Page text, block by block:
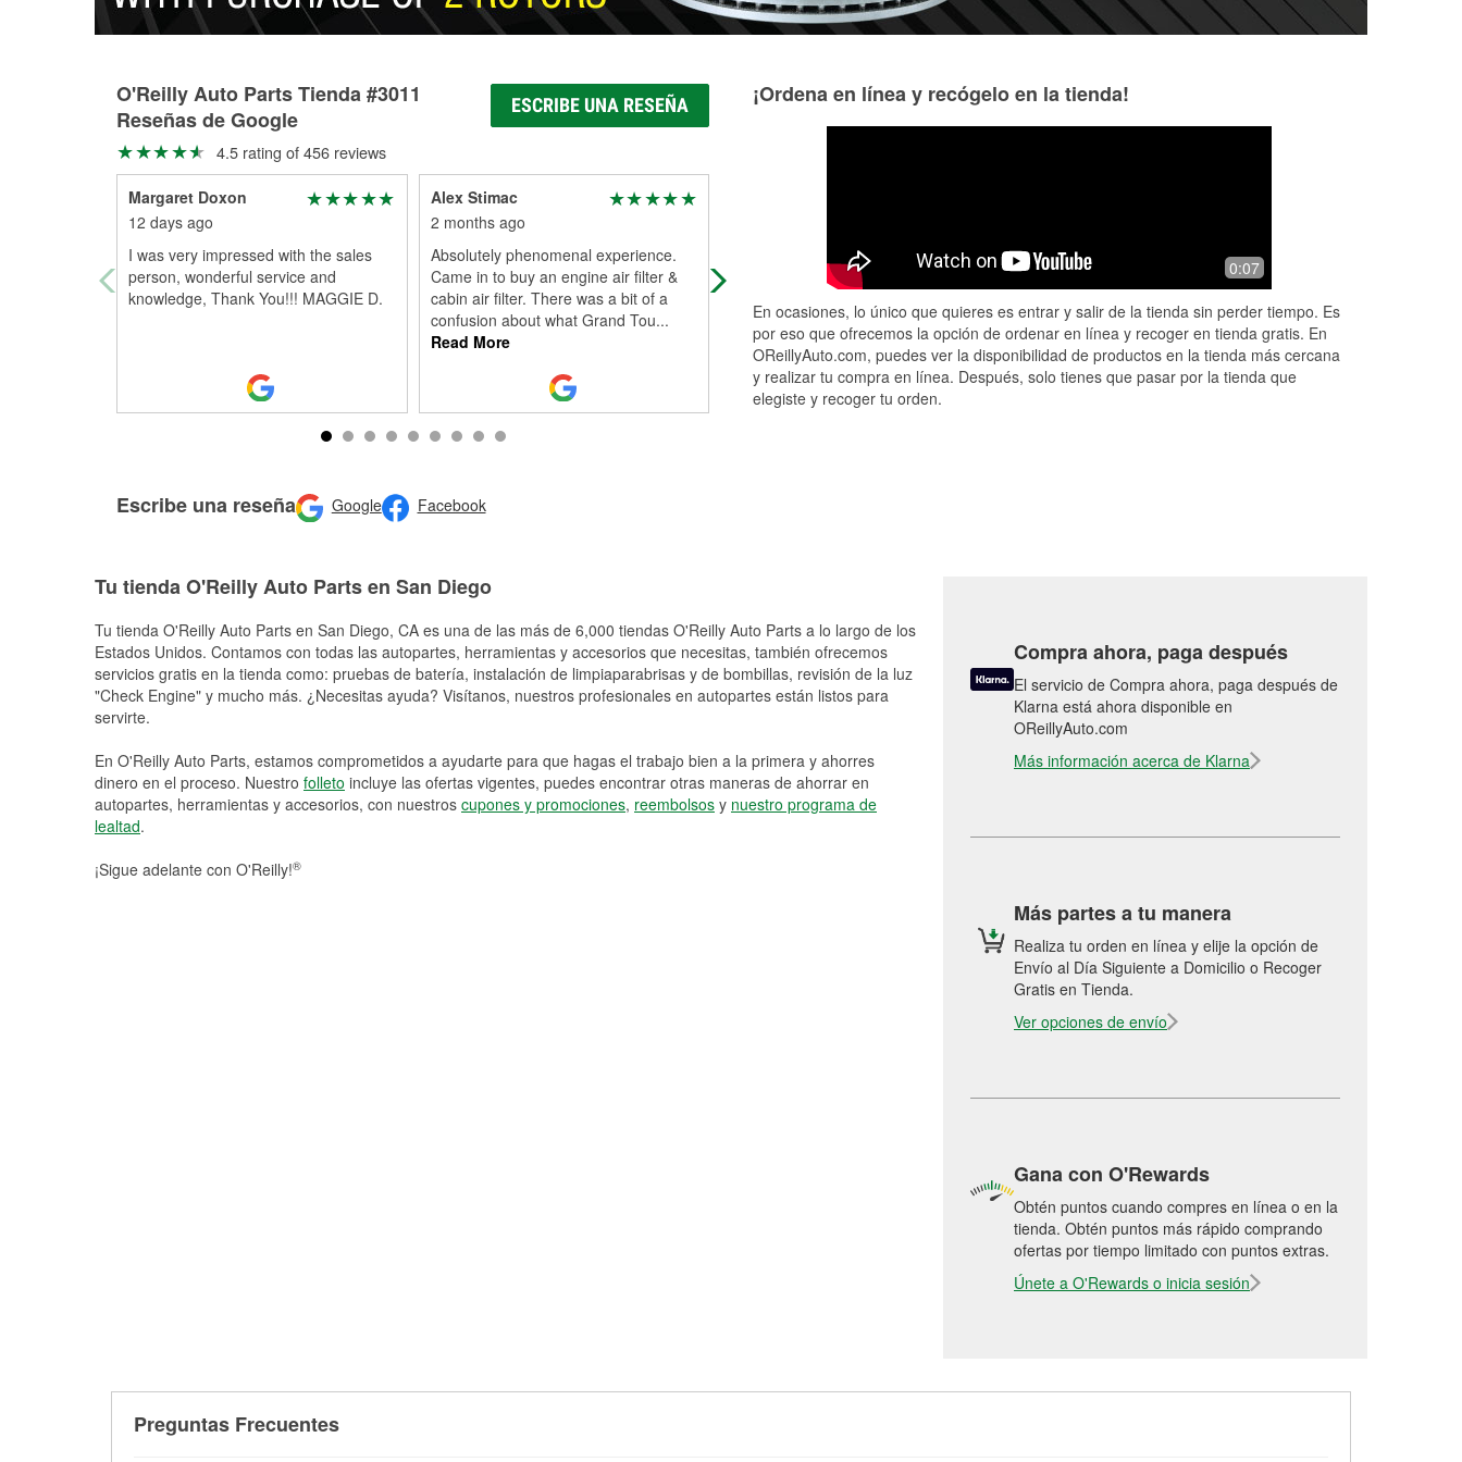
O'Reilly Auto Parts Tienda #3011
Reseñas de Google
ESCRIBE UNA RESEÑA
4.5 rating of 456 reviews
Margaret Doxon
12 days ago
I was very impressed with the sales
person, wonderful service and
knowledge, Thank You!!! MAGGIE D.
Alex Stimac
2 months ago
Absolutely phenomenal experience.
Came in to buy an engine air filter &
cabin air filter. There was a bit of a
confusion about what Grand Tou...
Read More
Abraham had good energy and was
I found my part online only and it was
cheaper. So hopefully it will fix my car
wouldn’t readily
Escribe una reseña Google Facebook
¡Ordena en línea y recógelo en la tienda!
0:07
En ocasiones, lo único que quieres es entrar y salir de la tienda sin perder tiempo. Es
por eso que ofrecemos la opción de ordenar en línea y recoger en tienda gratis. En
OReillyAuto.com, puedes ver la disponibilidad de productos en la tienda más cercana
y realizar tu compra en línea. Después, solo tienes que pasar por la tienda que
elegiste y recoger tu orden.
Tu tienda O'Reilly Auto Parts en San Diego
Tu tienda O'Reilly Auto Parts en San Diego, CA es una de las más de 6,000 tiendas O'Reilly Auto Parts a lo largo de los
Estados Unidos. Contamos con todas las autopartes, herramientas y accesorios que necesitas, también ofrecemos
servicios gratis en la tienda como: pruebas de batería, instalación de limpiaparabrisas y de bombillas, revisión de la luz
"Check Engine" y mucho más. ¿Necesitas ayuda? Visítanos, nuestros profesionales en autopartes están listos para
servirte.
En O'Reilly Auto Parts, estamos comprometidos a ayudarte para que hagas el trabajo bien a la primera y ahorres
dinero en el proceso. Nuestro folleto incluye las ofertas vigentes, puedes encontrar otras maneras de ahorrar en
autopartes, herramientas y accesorios, con nuestros cupones y promociones, reembolsos y nuestro programa de
lealtad.
¡Sigue adelante con O'Reilly!®
Compra ahora, paga después
El servicio de Compra ahora, paga después de
Klarna está ahora disponible en
OReillyAuto.com
Más información acerca de Klarna
Más partes a tu manera
Realiza tu orden en línea y elije la opción de
Envío al Día Siguiente a Domicilio o Recoger
Gratis en Tienda.
Ver opciones de envío
Gana con O'Rewards
Obtén puntos cuando compres en línea o en la
tienda. Obtén puntos más rápido comprando
ofertas por tiempo limitado con puntos extras.
Únete a O'Rewards o inicia sesión
Preguntas Frecuentes